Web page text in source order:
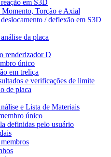
em S3D
Momento, Torção e Axial
/ deflexão em S3D
da placa
renderizador D
único
em treliça
e verificações de limite
de placa
e Lista de Materiais
único
definidas pelo usuário